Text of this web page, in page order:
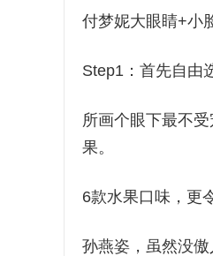
付梦妮大眼睛+小
Step1：首先自由
所画个眼下最不
果。
6款水果口味，更
孙燕姿，虽然没傲